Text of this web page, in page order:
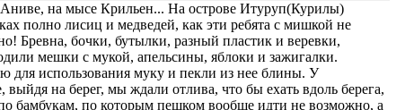
на мысе Крильен... На острове Итуруп(Курилы)
полно лисиц и медведей, как эти ребята с мишкой не
Бревна, бочки, бутылки, разный пластик и веревки,
мешки с мукой, апельсины, яблоки и зажигалки.
для использования муку и пекли из нее блины. У
на берег, мы ждали отлива, что бы ехать вдоль берега,
бамбукам, по которым пешком вообще идти не возможно, а